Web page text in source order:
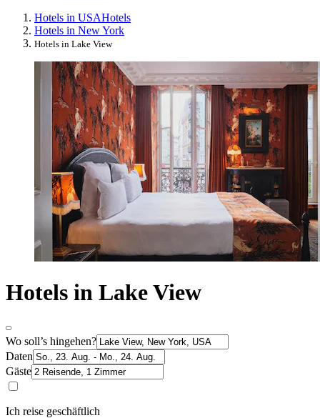
Hotels in USAHotels
Hotels in New York
Hotels in Lake View
Hotels in Lake View
Wo soll’s hingehen?
Daten
Gäste
Ich reise geschäftlich